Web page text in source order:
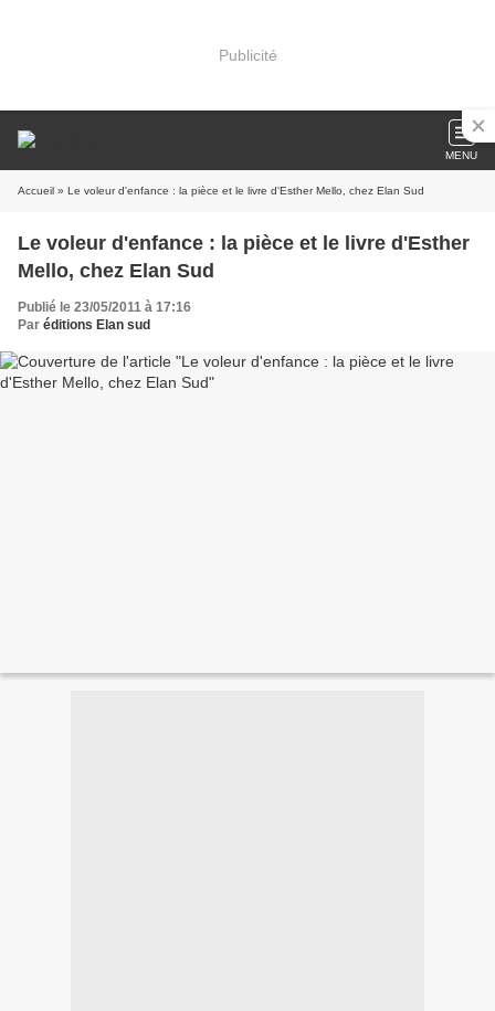
Publicité
MENU
Accueil » Le voleur d'enfance : la pièce et le livre d'Esther Mello, chez Elan Sud
Le voleur d'enfance : la pièce et le livre d'Esther
Mello, chez Elan Sud
Publié le 23/05/2011 à 17:16
Par éditions Elan sud